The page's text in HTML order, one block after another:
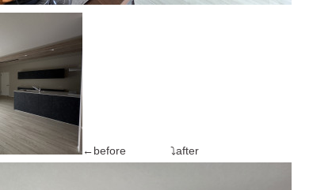
←before ⤵after